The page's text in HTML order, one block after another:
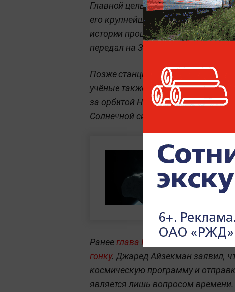
Главной целью миссии New
его крупнейшего спутника
истории прошёл на минимальном
передал на Землю
уникальные
Позже станция продолжила
учёные также сообщили об
за орбитой Нептуна, что может
Солнечной системы.
Ранееглава NASA признал: США
гонку. Джаред Айзекман заявил,
космическую программу и
является лишь вопросом